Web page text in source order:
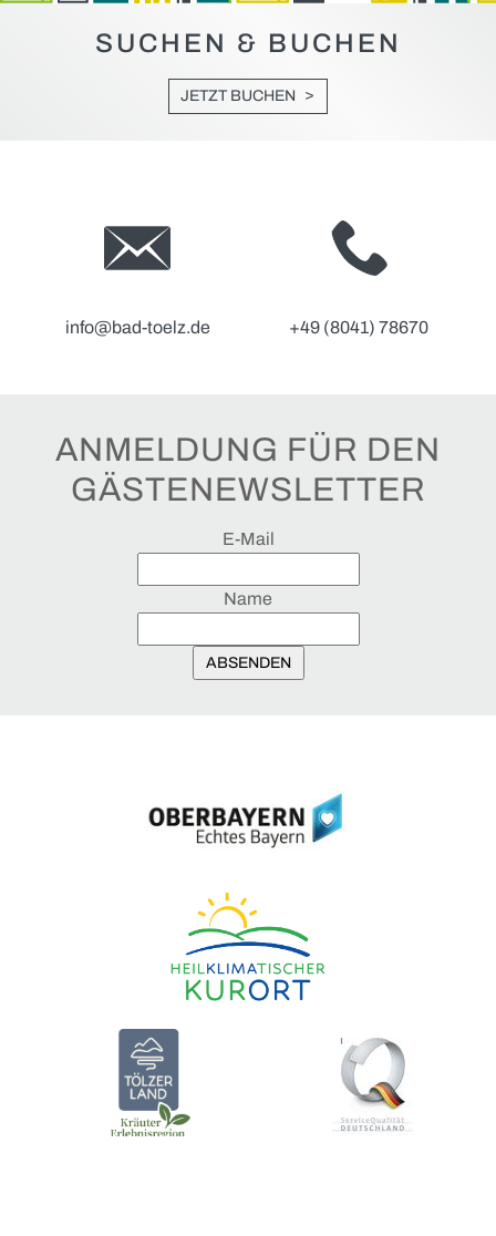
SUCHEN & BUCHEN
JETZT BUCHEN
info@bad-toelz.de +49 (8041) 78670
ANMELDUNG FÜR DEN
GÄSTENEWSLETTER
E-Mail
Name
ABSENDEN